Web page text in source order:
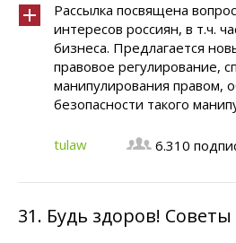
Рассылка посвящена
интересов россиян, в т.ч.
бизнеса. Предлагается
правовое регулирование,
манипулирования правом,
безопасности такого
tulaw 6.310
31. Будь здоров!